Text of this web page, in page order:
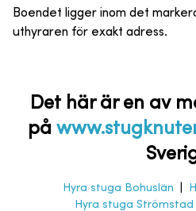
Boendet ligger inom det
uthyraren för exakt adress.
Det här är en av
på
Hyra stuga Bohuslän
Hyra stuga Strömstad